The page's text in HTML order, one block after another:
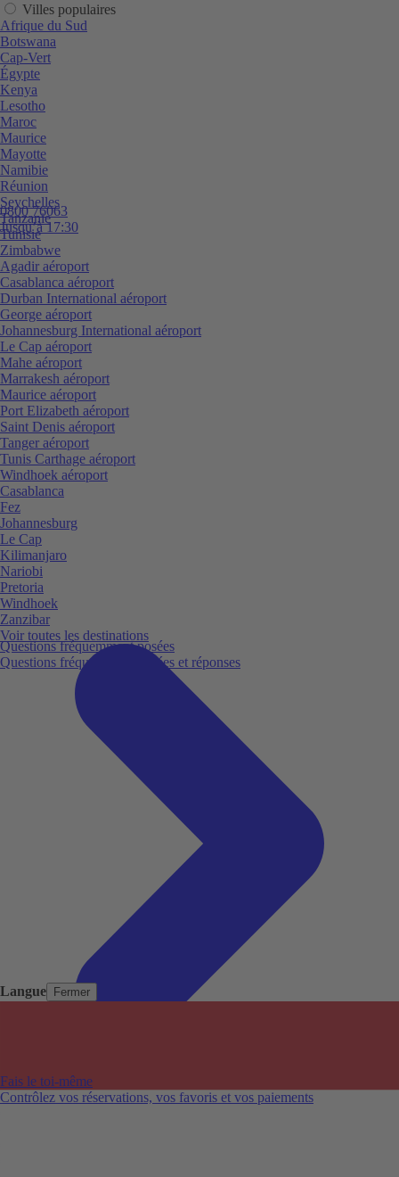
Langue Fermer
0800 76063
Jusqu’à 17:30
Questions fréquemment posées
Questions fréquemment posées et réponses
Fais le toi-même
Contrôlez vos réservations, vos favoris et vos paiements
Villes populaires
Afrique du Sud
Botswana
Cap-Vert
Égypte
Kenya
Lesotho
Maroc
Maurice
Mayotte
Namibie
Réunion
Seychelles
Tanzanie
Tunisie
Zimbabwe
Agadir aéroport
Casablanca aéroport
Durban International aéroport
George aéroport
Johannesburg International aéroport
Le Cap aéroport
Mahe aéroport
Marrakesh aéroport
Maurice aéroport
Port Elizabeth aéroport
Saint Denis aéroport
Tanger aéroport
Tunis Carthage aéroport
Windhoek aéroport
Casablanca
Fez
Johannesburg
Le Cap
Kilimanjaro
Nariobi
Pretoria
Windhoek
Zanzibar
Voir toutes les destinations
Aéroports populaires
Villes populaires
Australie